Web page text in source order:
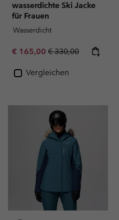
wasserdichte Ski Jacke
für Frauen
Wasserdicht
Sale price:
€ 165,00 Regular price:
€ 330,00
Vergleichen